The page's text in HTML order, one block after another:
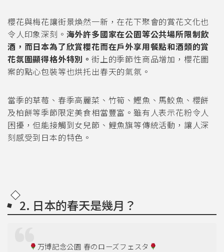
櫻花與梅花讓街景煥然一新，在花下聚會的賞花文化也
令人印象深刻。 海外許多國家在公園等公共場所限制飲
酒，而日本為了欣賞櫻花而在戶外享用餐點和酒類的賞
花氛圍顯得格外特別。 街上的季節性商品增加，櫻花圖
案的點心包裝等也烘托出春天的氣氛。
當季的草莓、春季高麗菜、竹筍、鰹魚、馬鮫魚、櫻餅
及柏餅等季節限定美食相當豐富。雖有人表示花粉令人
困擾，但能接觸到女兒節、鯉魚旗等傳統活動，讓人深
刻感受到日本的特色。
2. 日本的春天是幾月？
万博記念公園 春のローズフェスタ